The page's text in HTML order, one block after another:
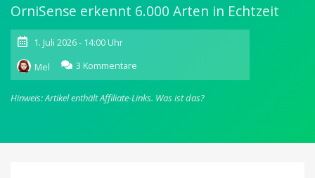
OrniSense erkennt 6.000 Arten in Echtzeit
1. Juli 2026 - 14:00 Uhr
Mel
3 Kommentare
Birdfy
Metal
2
Kamera-
Hinweis: Artikel enthält Affiliate-Links. Was ist das?